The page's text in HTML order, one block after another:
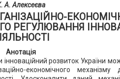
А. Алексеєва
РЕГУЛЮВАННЯ
Анотація
розвиток України
економічного механізму